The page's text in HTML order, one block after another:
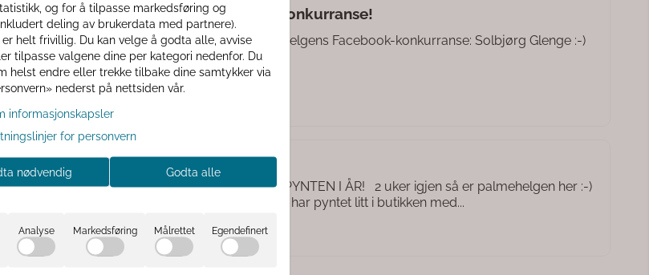
Tips til
et
Vinner av Facebook-konkurranse!
Vi har trukket vinneren av helgens Facebook-konkurranse: Solbjørg Glenge :-)
Les mer...
Påsken nærmer seg...
NATURFARVER PÅ PÅSKEPYNTEN I ÅR! 2 uker igjen så er palmehelgen her :-)
Vi gleder oss til påsken, og har pyntet litt i butikken med...
og for å tilpasse markedsføring og
deling av brukerdata med partnere).
helt frivillig. Du kan velge å godta alle, avvise
tilpasse valgene dine per kategori nedenfor. Du
helst endre eller trekke tilbake dine samtykker via
nederst på nettsiden vår.
informasjonskapsler
for personvern
nødvendig Godta alle
Analyse Markedsføring Målrettet Egendefinert